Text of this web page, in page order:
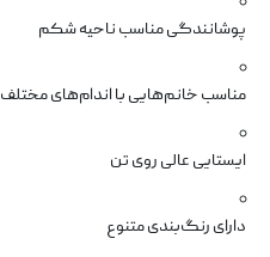
پوشانندگی مناسب ناحیه شکم
مناسب خانم‌هایی با اندام‌های مختلف
ایستایی عالی روی تن
دارای رنگ‌بندی متنوع